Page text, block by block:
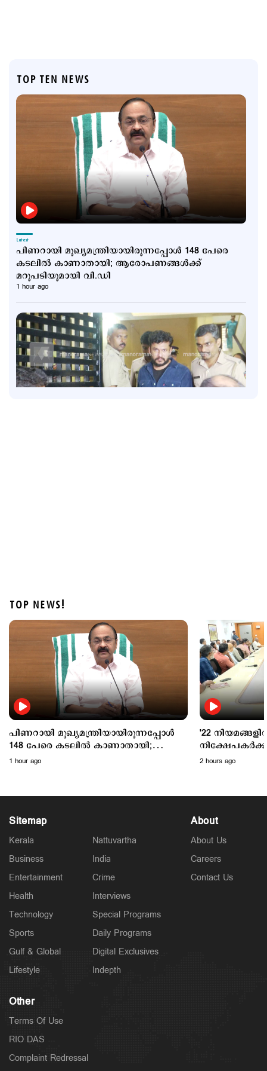
TOP TEN NEWS
Latest
പിണറായി മുഖ്യമന്ത്രിയായിരുന്നപ്പോൾ 148 പേരെ
കടലിൽ കാണാതായി; ആരോപണങ്ങള്‍ക്ക്
മറുപടിയുമായി വി.ഡി
1 hour ago
വന്ദേമാതരം മുഴുവന്‍ ആലപിക്കണം; കേന്ദ്ര
പ്രോട്ടോക്കോള്‍ അനുസരിക്കില്ലെന്ന് കെ.മുരളീധരന്‍
3 hours ago
വാടക വീട്ടില്‍ ഗര്‍ഭിണി അബോധാവസ്ഥയില്‍;
ചികിത്സയിലിരിക്കെ മരണം
TOP NEWS!
പിണറായി മുഖ്യമന്ത്രിയായിരുന്നപ്പോൾ
148 പേരെ കടലിൽ കാണാതായി;
ആരോപണങ്ങള്‍ക്ക് മറുപടിയുമായി
1 hour ago
'22
2 hours ago
Sitemap
Kerala
Business
Entertainment
Health
Technology
Sports
Gulf & Global
Lifestyle
Nattuvartha
India
Crime
Interviews
Special Programs
Daily Programs
Digital Exclusives
Indepth
About
About Us
Careers
Contact Us
Other
Terms Of Use
RIO DAS
Complaint Redressal